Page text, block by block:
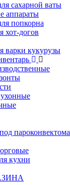
сахарной ваты
аппараты
попкорна
хот-догов
варки кукурузы
кухни